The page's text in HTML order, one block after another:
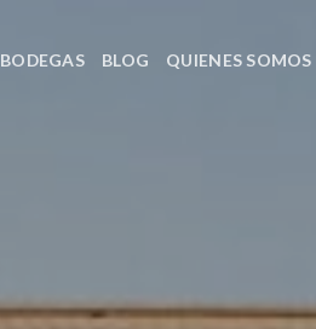
BODEGAS BLOG QUIENES SOMOS